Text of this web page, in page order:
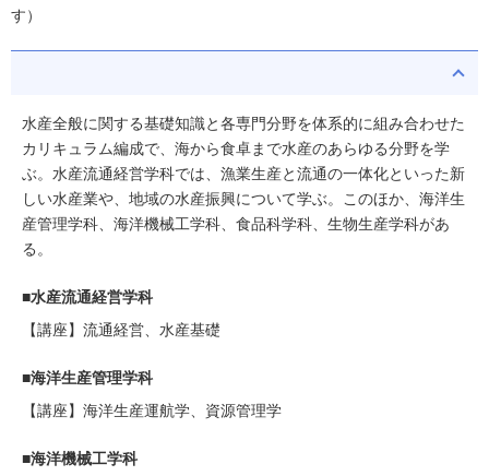
す）
水産全般に関する基礎知識と各専門分野を体系的に組み合わせた
カリキュラム編成で、海から食卓まで水産のあらゆる分野を学
ぶ。水産流通経営学科では、漁業生産と流通の一体化といった新
しい水産業や、地域の水産振興について学ぶ。このほか、海洋生
産管理学科、海洋機械工学科、食品科学科、生物生産学科があ
る。
■水産流通経営学科
【講座】流通経営、水産基礎
■海洋生産管理学科
【講座】海洋生産運航学、資源管理学
■海洋機械工学科